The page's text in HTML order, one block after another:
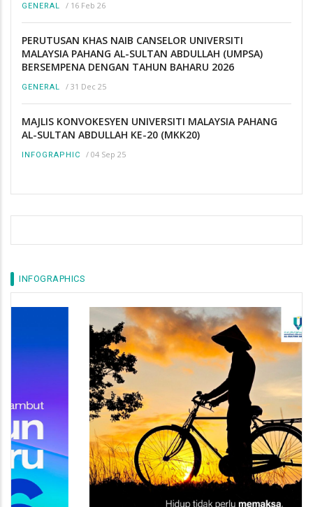
GENERAL / 16 Feb 26
PERUTUSAN KHAS NAIB CANSELOR UNIVERSITI
MALAYSIA PAHANG AL-SULTAN ABDULLAH (UMPSA)
BERSEMPENA DENGAN TAHUN BAHARU 2026
GENERAL / 31 Dec 25
MAJLIS KONVOKESYEN UNIVERSITI MALAYSIA PAHANG
AL-SULTAN ABDULLAH KE-20 (MKK20)
INFOGRAPHIC / 04 Sep 25
INFOGRAPHICS